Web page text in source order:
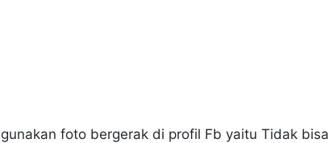
foto bergerak di profil Fb yaitu Tidak bisa